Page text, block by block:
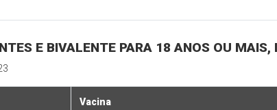
E BIVALENTE PARA 18 ANOS OU
Vacina